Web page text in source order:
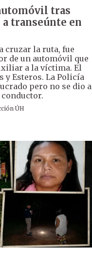
tras
transeúnte en
cruzar la ruta, fue
de un automóvil que
a la víctima. El
y Esteros. La Policía
pero no se dio a
ÚH